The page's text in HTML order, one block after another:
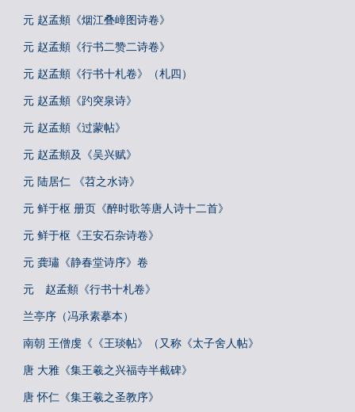
元 赵孟頫《烟江叠嶂图诗卷》
元 赵孟頫《行书二赞二诗卷》
元 赵孟頫《行书十札卷》（札四）
元 赵孟頫《趵突泉诗》
元 赵孟頫《过蒙帖》
元 赵孟頫及《吴兴赋》
元 陆居仁 《苕之水诗》
元 鲜于枢 册页《醉时歌等唐人诗十二首》
元 鲜于枢《王安石杂诗卷》
元 龚璛《静春堂诗序》卷
元 赵孟頫《行书十札卷》
兰亭序（冯承素摹本）
南朝 王僧虔《《王琰帖》（又称《太子舍人帖》
唐 大雅《集王羲之兴福寺半截碑》
唐 怀仁《集王羲之圣教序》